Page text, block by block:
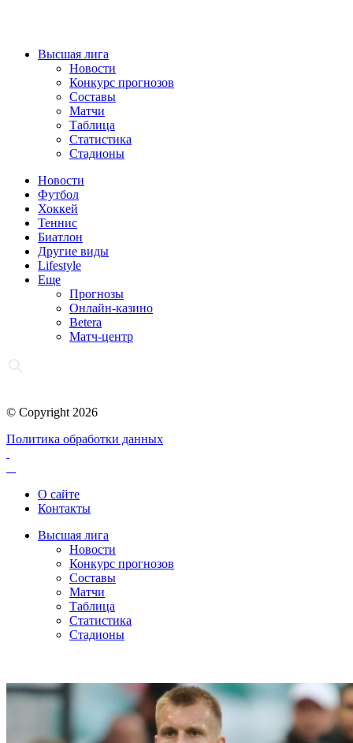
Высшая лига
Новости
Конкурс прогнозов
Составы
Матчи
Таблица
Статистика
Стадионы
Новости
Футбол
Хоккей
Теннис
Биатлон
Другие виды
Lifestyle
Еще
Прогнозы
Онлайн-казино
Betera
Матч-центр
© Copyright 2026
Политика обработки данных
О сайте
Контакты
Высшая лига
Новости
Конкурс прогнозов
Составы
Матчи
Таблица
Статистика
Стадионы